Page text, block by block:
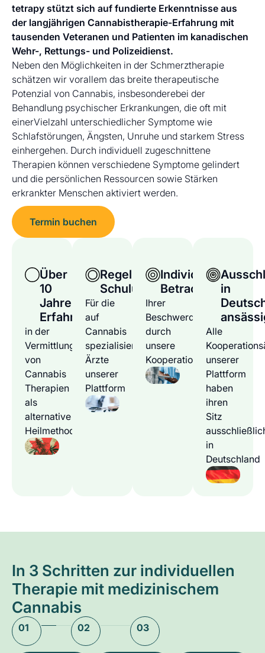
tetrapy stützt sich auf fundierte Erkenntnisse aus
der langjährigen Cannabistherapie-Erfahrung mit
tausenden Veteranen und Patienten im kanadischen
Wehr-, Rettungs- und Polizeidienst.
Neben den Möglichkeiten in der Schmerztherapie
schätzen wir vorallem das breite therapeutische
Potenzial von Cannabis, insbesonderebei der
Behandlung psychischer Erkrankungen, die oft mit
einerVielzahl unterschiedlicher Symptome wie
Schlafstörungen, Ängsten, Unruhe und starkem Stress
einhergehen. Durch individuell zugeschnittene
Therapien können verschiedene Symptome gelindert
und die persönlichen Ressourcen sowie Stärken
erkrankter Menschen aktiviert werden.
Termin buchen
Über
10
Jahre
Erfahrung
in der
Vermittlung
von
Cannabis
Therapien
als
alternative
Heilmethode
Regelmäßige
Schulungen
Für die
auf
Cannabis
spezialisierten
Ärzte
unserer
Plattform
Individuelle
Betrachtung
Ihrer
Beschwerden
durch
unsere
Kooperationsärzte
in
Alle
unserer
Plattform
haben
ihren
Sitz
in
Deutschland
In 3 Schritten zur individuellen
Therapie mit medizinischem
Cannabis
01 02 03